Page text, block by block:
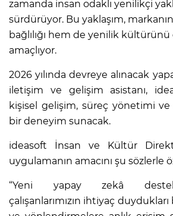
zamanda insan odaklı yenilikçi
sürdürüyor. Bu yaklaşım,
bağlılığı hem de yenilik
amaçlıyor.
2026 yılında devreye alınacak
iletişim ve gelişim asistanı,
kişisel gelişim, süreç yönetimi
bir deneyim sunacak.
ideasoft İnsan ve Kültür
uygulamanın amacını şu sözlerle
“Yeni yapay zekâ
çalışanlarımızın ihtiyaç